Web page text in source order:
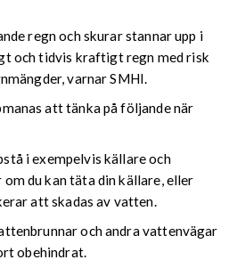
regn och skurar stannar upp i
och tidvis kraftigt regn med risk
varnar SMHI.
att tänka på följande när
i exempelvis källare och
du kan täta din källare, eller
att skadas av vatten.
och andra vattenvägar
obehindrat.